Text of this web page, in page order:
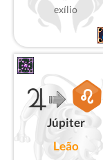
exílio
Júpiter
Leão